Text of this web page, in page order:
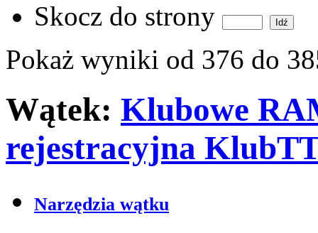
Skocz do strony
Pokaż wyniki od 376 do
Wątek: Klubowe
rejestracyjna
Narzędzia wątku